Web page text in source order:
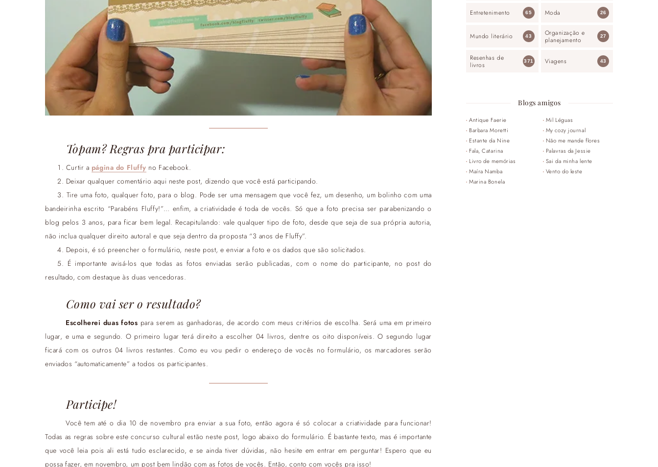
Topam? Regras pra participar:
Curtir a página do Fluffy no Facebook.
Deixar qualquer comentário aqui neste post, dizendo que você está participando.
Tire uma foto, qualquer foto, para o blog. Pode ser uma mensagem que você fez, um desenho, um bolinho com uma
bandeirinha escrito “Parabéns Fluffy!”… enfim, a criatividade é toda de vocês. Só que a foto precisa ser parabenizando o
blog pelos 3 anos, para ficar bem legal. Recapitulando: vale qualquer tipo de foto, desde que seja de sua própria autoria,
não inclua qualquer direito autoral e que seja dentro da proposta “3 anos de Fluffy”.
Depois, é só preencher o formulário, neste post, e enviar a foto e os dados que são solicitados.
É importante avisá-los que todas as fotos enviadas serão publicadas, com o nome do participante, no post do
resultado, com destaque às duas vencedoras.
Como vai ser o resultado?
Escolherei duas fotos para serem as ganhadoras, de acordo com meus critérios de escolha. Será uma em primeiro
lugar, e uma e segundo. O primeiro lugar terá direito a escolher 04 livros, dentre os oito disponíveis. O segundo lugar
ficará com os outros 04 livros restantes. Como eu vou pedir o endereço de vocês no formulário, os marcadores serão
enviados “automaticamente” a todos os participantes.
Participe!
Você tem até o dia 10 de novembro pra enviar a sua foto, então agora é só colocar a criatividade para funcionar!
Todas as regras sobre este concurso cultural estão neste post, logo abaixo do formulário. É bastante texto, mas é importante
que você leia pois ali está tudo esclarecido, e se ainda tiver dúvidas, não hesite em entrar em perguntar! Espero que eu
possa fazer, em novembro, um post bem lindão com as fotos de vocês. Então, conto com vocês pra isso!
Entretenimento 65 Moda 26
Mundo literário 43
Organização e
planejamento
27
Resenhas de
livros
371 Viagens 43
Blogs amigos
Antique Faerie
Barbara Moretti
Estante da Nine
Fala, Catarina
Livro de memórias
Maíra Namba
Marina Bonela
Mil Léguas
My cozy journal
Não me mande flores
Palavras da Jessie
Sai da minha lente
Vento do leste